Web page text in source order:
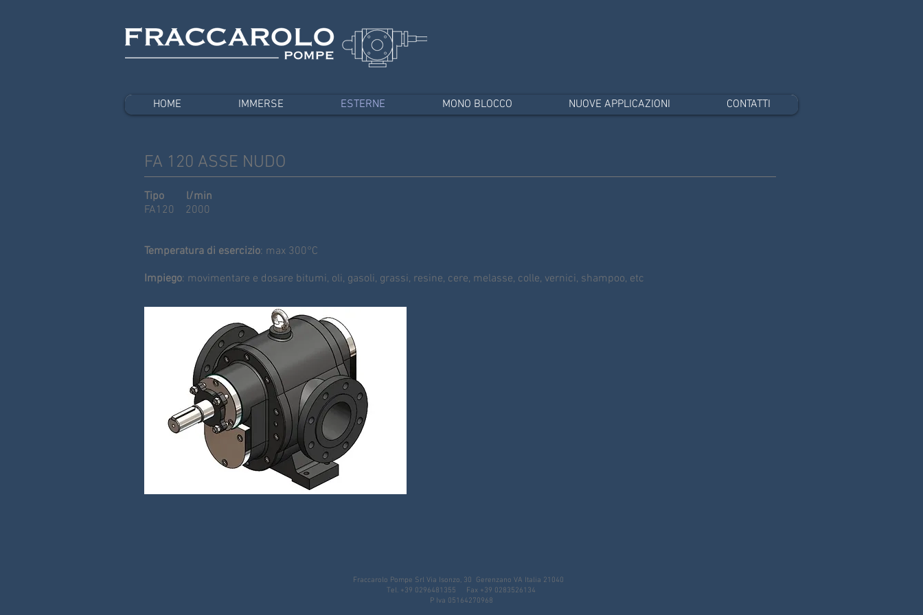
HOME IMMERSE ESTERNE MONO BLOCCO NUOVE APPLICAZIONI CONTATTI
FA 120 ASSE NUDO
Tipo l/min
FA120 2000
Temperatura di esercizio: max 300°C
Impiego: movimentare e dosare bitumi, oli, gasoli, grassi, resine, cere, melasse, colle, vernici, shampoo, etc
Fraccarolo Pompe Srl Via Isonzo, 30 Gerenzano VA Italia 21040
Tel. +39 0296481355 Fax +39 0283526134
P Iva 05164270968